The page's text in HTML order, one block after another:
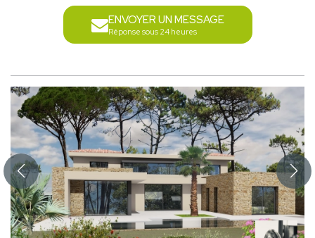
ENVOYER UN MESSAGE
Réponse sous 24 heures